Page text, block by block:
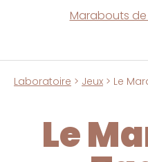
Marabouts de
Laboratoire > Jeux > Le
Le